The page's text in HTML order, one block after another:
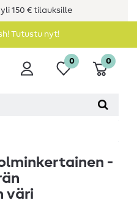
150 € tilauksille
Tutustu nyt!
0 0
-
väri